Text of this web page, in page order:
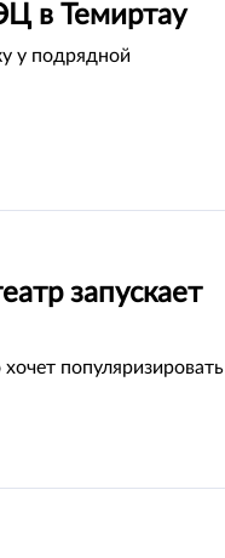
в Темиртау
у подрядной
запускает
популяризировать